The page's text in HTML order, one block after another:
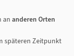
an anderen Orten
späteren Zeitpunkt